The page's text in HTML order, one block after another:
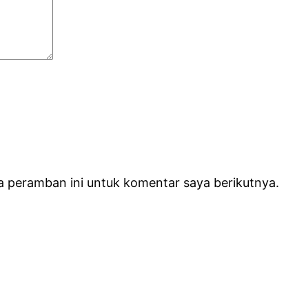
peramban ini untuk komentar saya berikutnya.